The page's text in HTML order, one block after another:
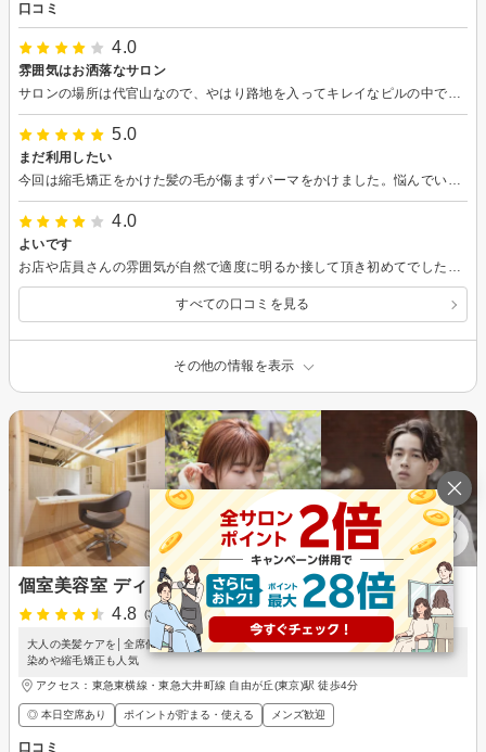
口コミ
4.0
雰囲気はお洒落なサロン
サロンの場所は代官山なので、やはり路地を入ってキレイなピルの中でした。 カラーは白髪染めもふくめ、全体的に浮かないカラーの提案をしてもらい染めてくれました。トリートメントしてもらい、ヘッドスパは気持ちいいマッサージで、ただもう少し長くやってもらいたかったです。
5.0
まだ利用したい
今回は縮毛矯正をかけた髪の毛が傷まずパーマをかけました。悩んでいる事を丁寧に聞いて、そして、自分に合うプランを提案して、素晴らしい技術だと思います。とても満足しています。是非今後も利用したいです。
4.0
よいです
お店や店員さんの雰囲気が自然で適度に明るか接して頂き初めてでしたが気持ちよく過ごせました。子供はとても喜んでいました。料金も安価と思います。
すべての口コミを見る
その他の情報を表示
個室美容室 ディアローグ 自由が丘店
4.8
(3件)
大人の美髪ケアを│全席個室×丁寧なカウンセリング〈20時まで/メンズも歓迎〉白髪
染めや縮毛矯正も人気
アクセス：東急東横線・東急大井町線 自由が丘(東京)駅 徒歩4分
◎ 本日空席あり ポイントが貯まる・使える メンズ歓迎
口コミ